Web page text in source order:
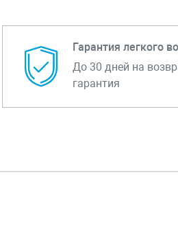
Гарантия легкого
До 30 дней на
гарантия